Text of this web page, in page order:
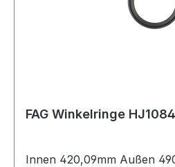
FAG Winkelringe HJ1084
Innen 420,09mm Außen